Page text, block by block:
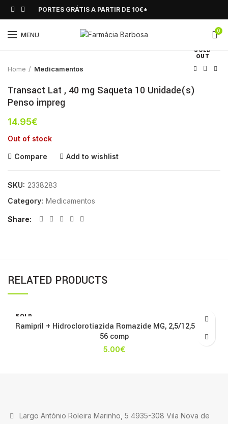
PORTES GRÁTIS A PARTIR DE 10€*
MENU 0
SOLD
OUT
Click to enlarge
Home Medicamentos
Transact Lat , 40 mg Saqueta 10 Unidade(s)
Penso impreg
14.95€
Out of stock
Compare Add to wishlist
SKU: 2338283
Category: Medicamentos
Share
RELATED PRODUCTS
SOLD
OUT
Ramipril + Hidroclorotiazida Romazide MG, 2,5/12,5 mg x
56 comp
5.00€
Largo António Roleira Marinho, 5 4935-308 Vila Nova de